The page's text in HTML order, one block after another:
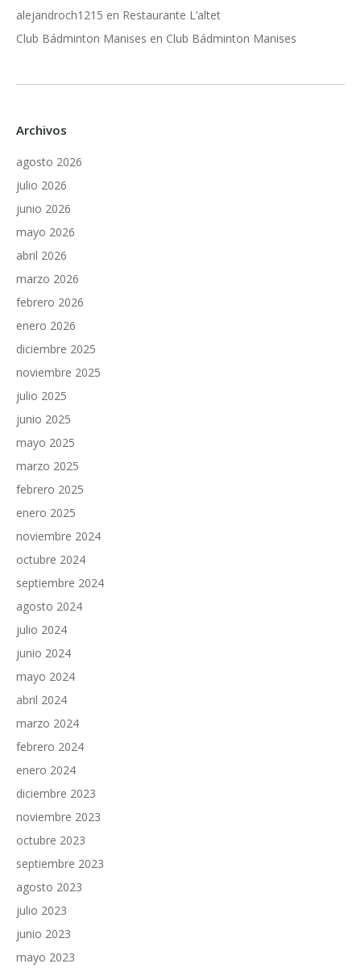
alejandroch1215 en Restaurante L’altet
Club Bádminton Manises en Club Bádminton Manises
Archivos
agosto 2026
julio 2026
junio 2026
mayo 2026
abril 2026
marzo 2026
febrero 2026
enero 2026
diciembre 2025
noviembre 2025
julio 2025
junio 2025
mayo 2025
marzo 2025
febrero 2025
enero 2025
noviembre 2024
octubre 2024
septiembre 2024
agosto 2024
julio 2024
junio 2024
mayo 2024
abril 2024
marzo 2024
febrero 2024
enero 2024
diciembre 2023
noviembre 2023
octubre 2023
septiembre 2023
agosto 2023
julio 2023
junio 2023
mayo 2023